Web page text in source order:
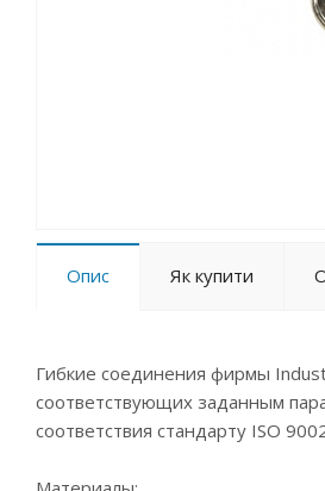
Опис Як купити
Гибкие соединения фирмы
соответствующих заданным
соответствия стандарту ISO